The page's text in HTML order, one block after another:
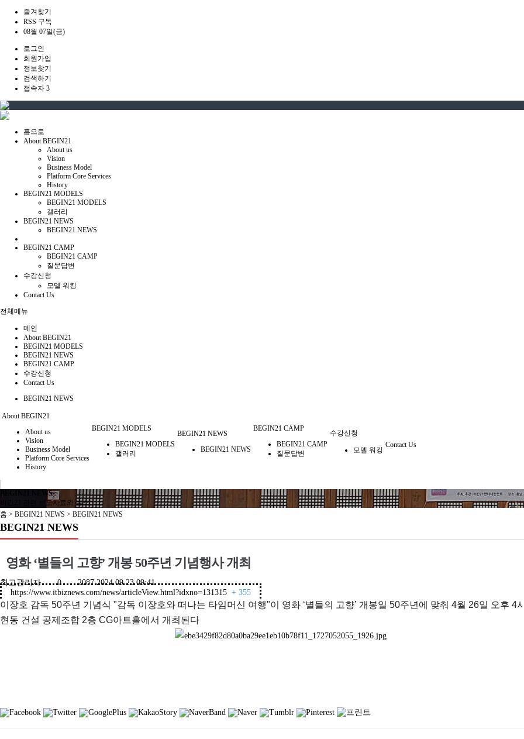
즐겨찾기
RSS 구독
08월 07일(금)
로그인
회원가입
정보찾기
검색하기
접속자 3
홈으로
About BEGIN21
About us
Vision
Business Model
Platform Core Services
History
BEGIN21 MODELS
BEGIN21 MODELS
갤러리
BEGIN21 NEWS
BEGIN21 NEWS
BEGIN21 CAMP
BEGIN21 CAMP
질문답변
수강신청
모델 워킹
Contact Us
전체메뉴
메인
About BEGIN21
BEGIN21 MODELS
BEGIN21 NEWS
BEGIN21 CAMP
수강신청
Contact Us
BEGIN21 NEWS
About BEGIN21
About us
Vision
Business Model
Platform Core Services
History
BEGIN21 MODELS
BEGIN21 MODELS
갤러리
BEGIN21 NEWS
BEGIN21 NEWS
BEGIN21 CAMP
BEGIN21 CAMP
질문답변
수강신청
모델 워킹
Contact Us
BEGIN21 NEWS
비긴21 관련 보도자료와 뉴스
홈 > BEGIN21 NEWS > BEGIN21 NEWS
BEGIN21 NEWS
영화 ‘별들의 고향’ 개봉 50주년 기념행사 개최
최고관리자 0 20872024.09.23 09:41
https://www.itbiznews.com/news/articleView.html?idxno=131315 + 355
이장호 감독 50주년 기념식 "감독 이장호와 떠나는 타임머신 여행"이 영화 ‘별들의 고향’ 개봉일 50주년에 맞춰 4월 26일 오후 4
현동 건설 공제조합 2층 CG아트홀에서 개최된다